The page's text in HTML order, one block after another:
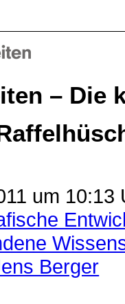
– Die
um 10:13
Berger